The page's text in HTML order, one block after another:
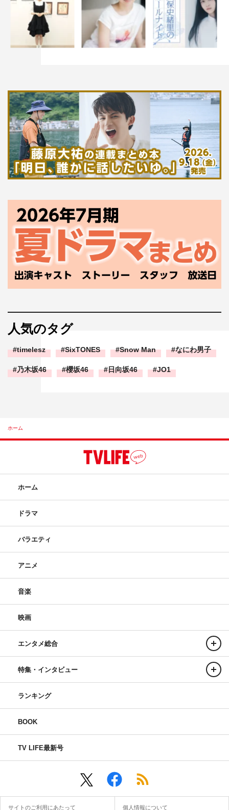
人気のタグ
timelesz SixTONES Snow Man なにわ男子
乃木坂46 櫻坂46 日向坂46 JO1
ホーム
ホーム
ドラマ
バラエティ
アニメ
音楽
映画
エンタメ総合
特集・インタビュー
ランキング
BOOK
TV LIFE最新号
サイトのご利用にあたって 個人情報について